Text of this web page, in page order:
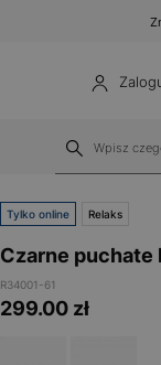
Tylko online Relaks
Czarne puchate
R34001-61
299.00 zł